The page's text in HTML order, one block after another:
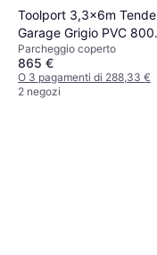
Toolport 3,3x6m Tende
Garage Grigio PVC 800
(Superficie edificio )
Parcheggio coperto
865 €
O 3 pagamenti di 288,33 €
2 negozi